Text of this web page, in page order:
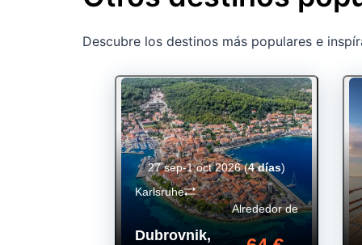
Descubre los destinos más populares e
Dubrovnik,
Alrededor de
Karlsruhe
27 sep-1 oct 2026(4 días)